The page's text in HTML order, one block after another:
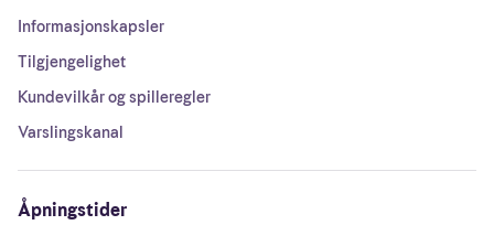
Informasjonskapsler
Tilgjengelighet
Kundevilkår og spilleregler
Varslingskanal
Åpningstider